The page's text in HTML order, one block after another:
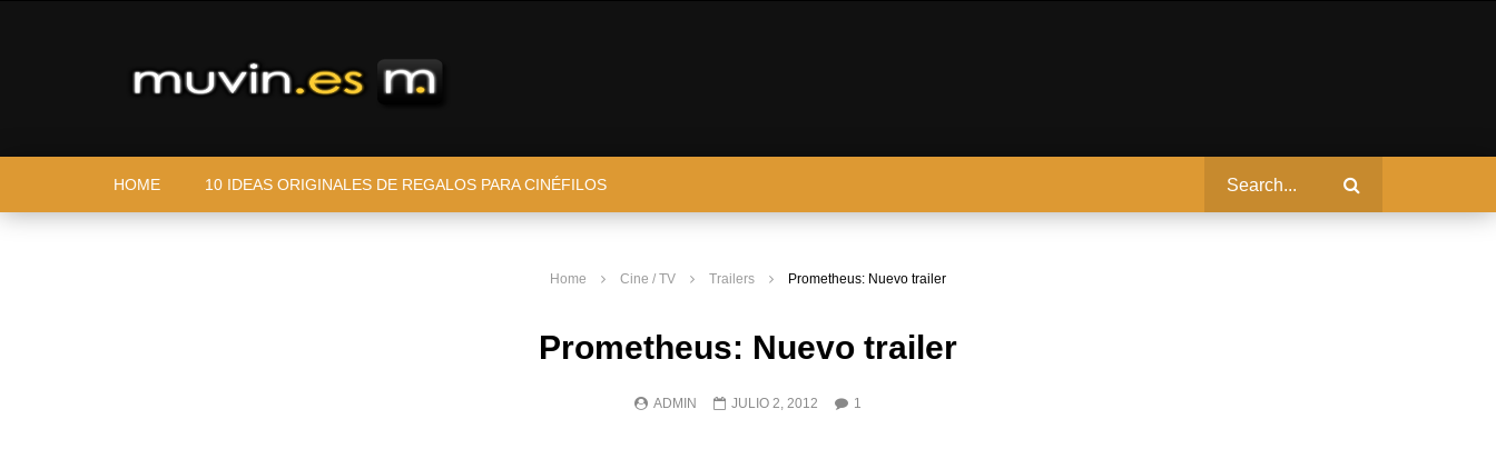
HOME 10 IDEAS ORIGINALES DE REGALOS PARA CINÉFILOS
Home Cine / TV Trailers Prometheus: Nuevo trailer
Prometheus: Nuevo trailer
ADMIN JULIO 2, 2012 1